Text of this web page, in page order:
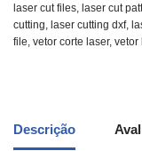
laser cut files laser cut
cutting laser cutting dxf,
file vetor corte laser, vetor
Descrição